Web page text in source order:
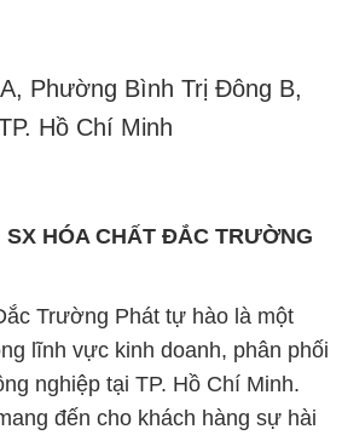
Phường Bình Trị Đông B,
Hồ Chí Minh
SX HÓA CHẤT ĐẮC TRƯỜNG
Trường Phát tự hào là một
lĩnh vực kinh doanh, phân phối
nghiệp tại TP. Hồ Chí Minh.
đến cho khách hàng sự hài